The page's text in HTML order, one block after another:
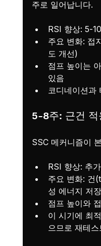
주로 일어납니다.
RSI 향상: 5-
주요 변화: 접
도 개선)
점프 높이는
있음
코디네이션과
5-8주: 근건 적
SSC 메커니즘이
RSI 향상: 추
주요 변화: 건
성 에너지 저
점프 높이와
이 시기에 최
으므로 재테